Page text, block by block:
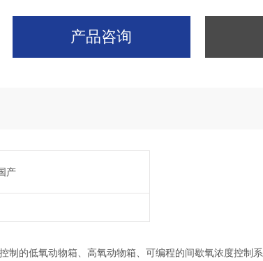
产品咨询
产
的低氧动物箱、高氧动物箱、可编程的间歇氧浓度控制系